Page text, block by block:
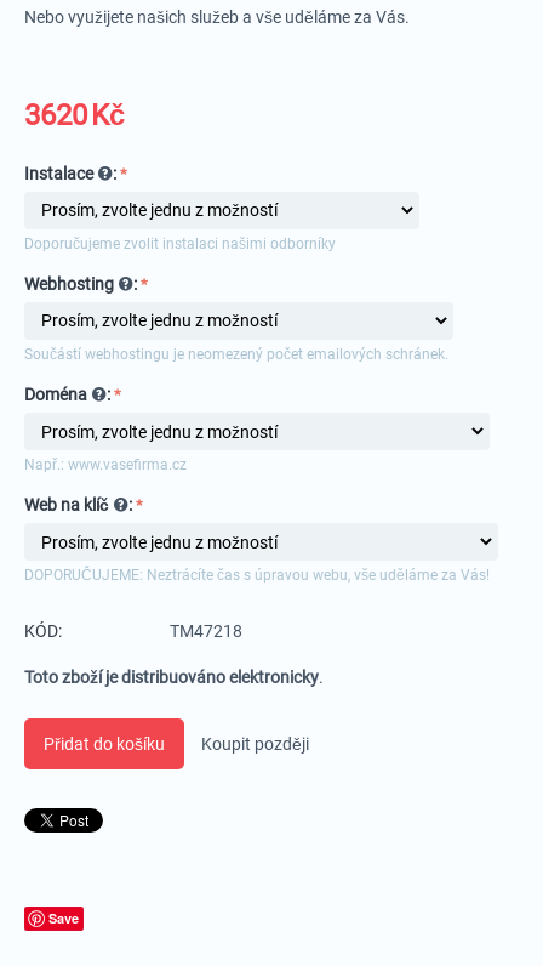
Nebo využijete našich služeb a vše uděláme za Vás.
3620Kč
Instalace :
Doporučujeme zvolit instalaci našimi odborníky
Webhosting :
Součástí webhostingu je neomezený počet emailových schránek.
Doména :
Např.: www.vasefirma.cz
Web na klíč :
DOPORUČUJEME: Neztrácíte čas s úpravou webu, vše uděláme za Vás!
KÓD: TM47218
Toto zboží je distribuováno elektronicky.
Přidat do košíku Koupit později
Save